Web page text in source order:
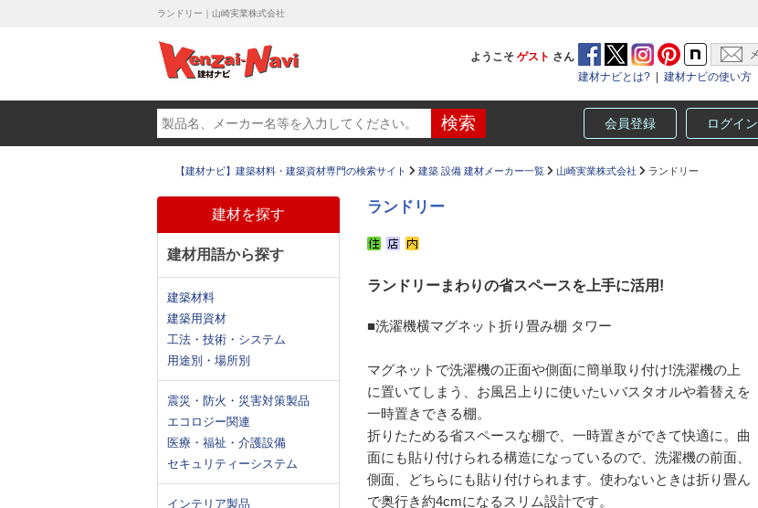
ランドリー｜山崎実業株式会社
ようこそ ゲスト さん
建材ナビとは?
建材ナビの使い方
会員登録 ログイン
【建材ナビ】建築材料・建築資材専門の検索サイト 建築 設備 建材メーカー一覧 山崎実業株式会社 ランドリー
建材を探す
建材用語から探す
建築材料
建築用資材
工法・技術・システム
用途別・場所別
震災・防火・災害対策製品
エコロジー関連
医療・福祉・介護設備
セキュリティーシステム
インテリア製品
ランドリー
ランドリーまわりの省スペースを上手に活用!
■洗濯機横マグネット折り畳み棚 タワー
マグネットで洗濯機の正面や側面に簡単取り付け!洗濯機の上
に置いてしまう、お風呂上りに使いたいバスタオルや着替えを
一時置きできる棚。
折りたためる省スペースな棚で、一時置きができて快適に。曲
面にも貼り付けられる構造になっているので、洗濯機の前面、
側面、どちらにも貼り付けられます。使わないときは折り畳ん
で奥行き約4cmになるスリム設計です。